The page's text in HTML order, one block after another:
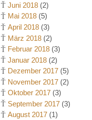
Juni 2018 (2)
Mai 2018 (5)
April 2018 (3)
März 2018 (2)
Februar 2018 (3)
Januar 2018 (2)
Dezember 2017 (5)
November 2017 (2)
Oktober 2017 (3)
September 2017 (3)
August 2017 (1)